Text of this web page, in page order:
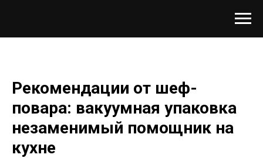
Рекомендации от шеф-
повара: вакуумная упаковка
незаменимый помощник на
кухне